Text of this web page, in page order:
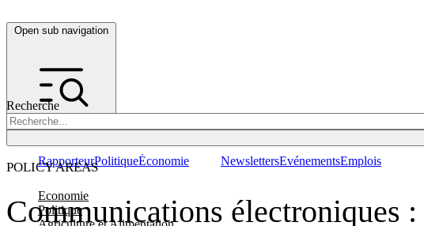
Open sub navigation
Recherche
POLICY AREAS
Economie
Politique
RapporteurPolitiqueÉconomie NewslettersEvénementsEmplois
Communications électroniques